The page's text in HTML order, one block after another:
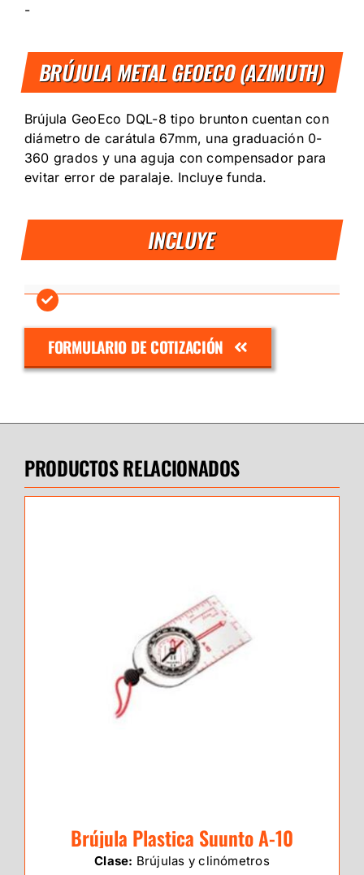
-
BRÚJULA METAL GEOECO (AZIMUTH)
INCLUYE
Brújula GeoEco DQL-8 tipo brunton cuentan con
diámetro de carátula 67mm, una graduación 0-
360 grados y una aguja con compensador para
evitar error de paralaje. Incluye funda.
FORMULARIO DE COTIZACIÓN
PRODUCTOS RELACIONADOS
Brújula Plastica Suunto A-10
Clase: Brújulas y clinómetros